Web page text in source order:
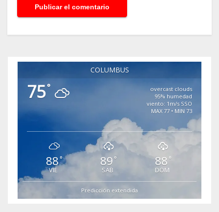
COLUMBUS
75°
overcast clouds
95% humedad
viento: 1m/s SSO
MAX 77 • MIN 73
88 °
VIE
89 °
SAB
88 °
DOM
Predicción extendida